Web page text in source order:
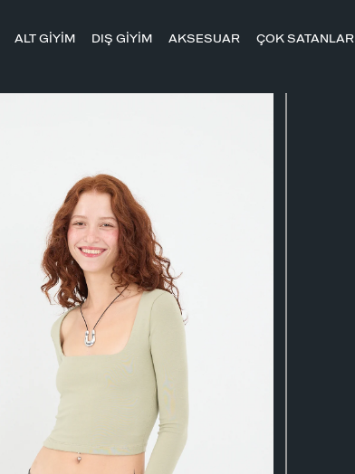
ALT GİYİM DIŞ GİYİM AKSESUAR ÇOK SATANLAR